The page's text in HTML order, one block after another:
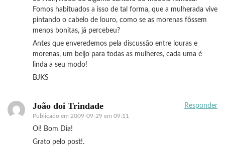
Fomos habituados a isso de tal forma, que a mulherada vive
pintando o cabelo de louro, como se as morenas fôssem
menos bonitas, já percebeu?
Antes que enveredemos pela discussão entre louras e
morenas, um beijo para todas as mulheres, cada uma é
linda a seu modo!
BJKS
João doi Trindade
Publicado em 2009-09-29 em 09:11
Responder
Oi! Bom Dia!
Grato pelo post!.